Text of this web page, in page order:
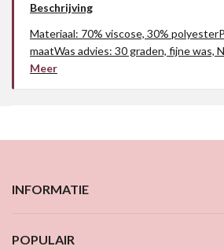
Beschrijving
Materiaal: 70% viscose, 30%
maatWas advies: 30 graden, fijne was,
Meer
INFORMATIE
POPULAIR